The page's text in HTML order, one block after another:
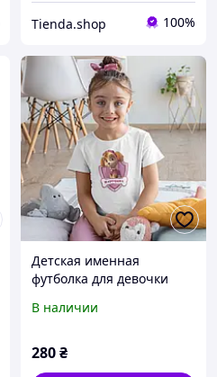
Tienda.shop 100%
Детская именная
футболка для девочки
В наличии
280₴